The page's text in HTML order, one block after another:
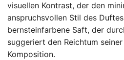
visuellen Kontrast, der den
anspruchsvollen Stil des
bernsteinfarbene Saft, der
suggeriert den Reichtum
Komposition.